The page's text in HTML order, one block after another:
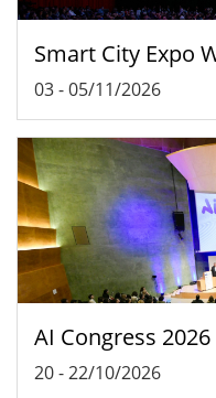
Smart City Expo
03-05/11/2026
AI Congress 2026
20-22/10/2026